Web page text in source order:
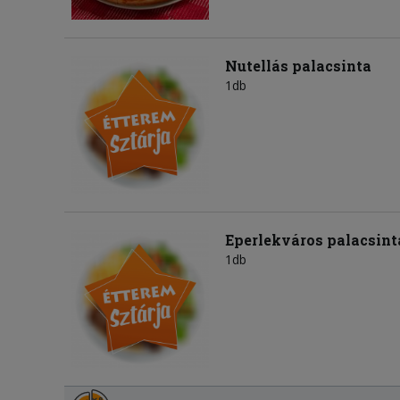
Nutellás palacsinta
1db
Eperlekváros
1db